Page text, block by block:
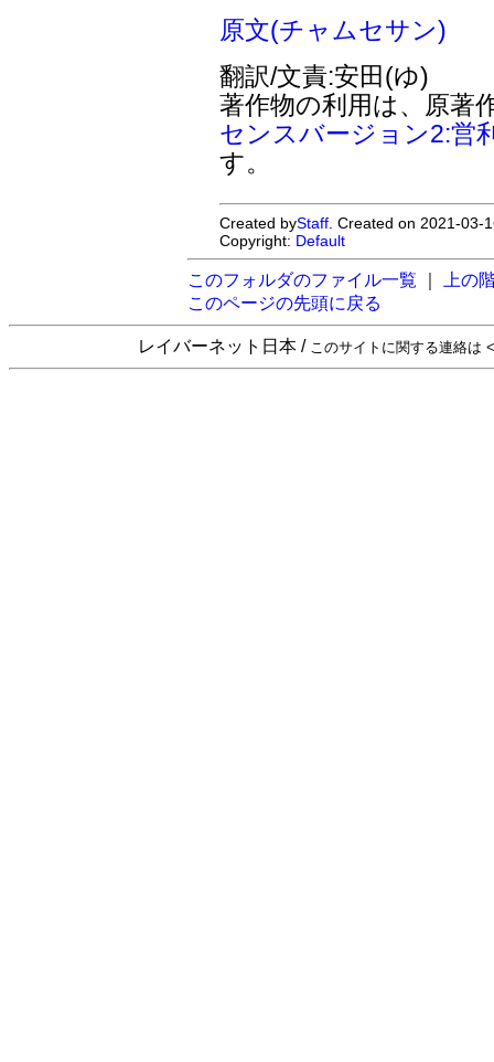
原文(チャムセサン)
翻訳/文責:安田(ゆ)
著作物の利用は、原著
センスバージョン2:営
す。
Created byStaff. Created on 2021-03-
Copyright: Default
このフォルダのファイル一覧
上の
このページの先頭に戻る
レイバーネット日本 / このサイトに関する連絡は